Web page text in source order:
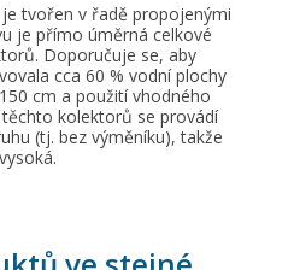
tvořen v řadě propojenými
je přímo úměrná celkové
Doporučuje se, aby
cca 60 % vodní plochy
cm a použití vhodného
kolektorů se provádí
(tj. bez výměníku), takže